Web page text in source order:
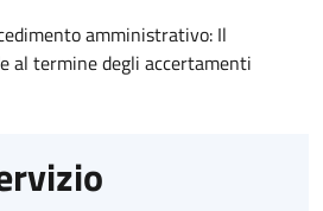
amministrativo: Il
al termine degli accertamenti